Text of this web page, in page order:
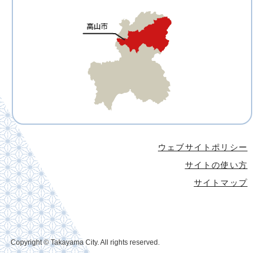
ウェブサイトポリシー
サイトの使い方
サイトマップ
Copyright © Takayama City. All rights reserved.